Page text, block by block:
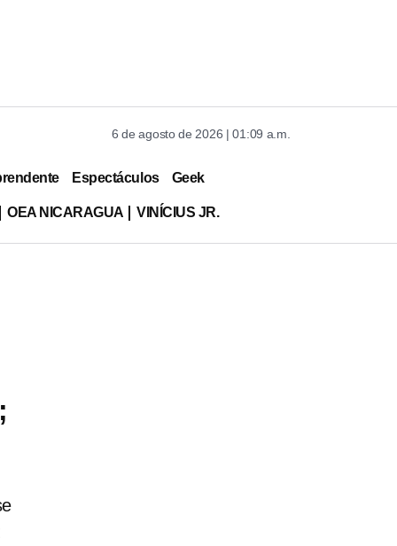
6 de agosto de 2026 | 01:09 a.m.
Espectáculos Geek
OEA NICARAGUA VINÍCIUS JR.